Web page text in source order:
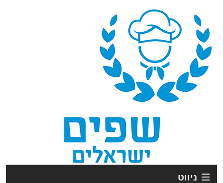
ניווט